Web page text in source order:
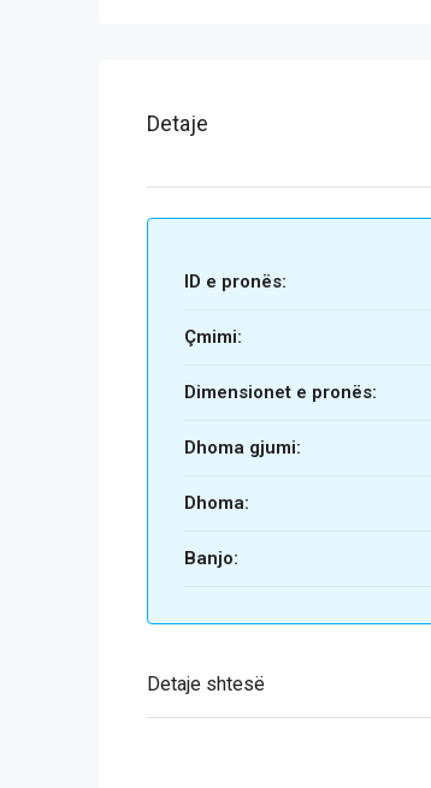
Detaje
ID e pronës:
Çmimi:
Dimensionet e pronës:
Dhoma gjumi:
Dhoma:
Banjo:
Detaje shtesë